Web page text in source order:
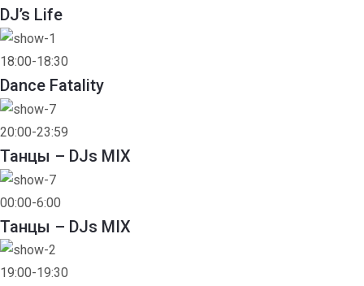
DJ’s Life
18:00-18:30
Dance Fatality
20:00-23:59
Танцы – DJs MIX
00:00-6:00
Танцы – DJs MIX
19:00-19:30